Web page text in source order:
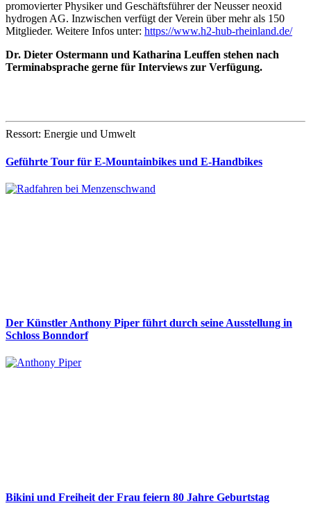
promovierter Physiker und Geschäftsführer der Neusser neoxid
hydrogen AG. Inzwischen verfügt der Verein über mehr als 150
Mitglieder. Weitere Infos unter: https://www.h2-hub-rheinland.de/
Dr. Dieter Ostermann und Katharina Leuffen stehen nach
Terminabsprache gerne für Interviews zur Verfügung.
Ressort: Energie und Umwelt
Geführte Tour für E-Mountainbikes und E-Handbikes
Der Künstler Anthony Piper führt durch seine Ausstellung in
Schloss Bonndorf
Bikini und Freiheit der Frau feiern 80 Jahre Geburtstag